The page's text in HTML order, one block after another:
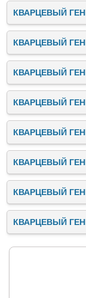
КВАРЦЕВЫЙ
КВАРЦЕВЫЙ
КВАРЦЕВЫЙ
КВАРЦЕВЫЙ
КВАРЦЕВЫЙ
КВАРЦЕВЫЙ
КВАРЦЕВЫЙ
КВАРЦЕВЫЙ